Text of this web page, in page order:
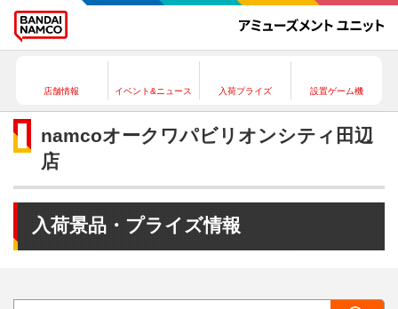
店舗情報 イベント&ニュース 入荷プライズ 設置ゲーム機
namcoオークワパビリオンシティ田辺
店
入荷景品・プライズ情報